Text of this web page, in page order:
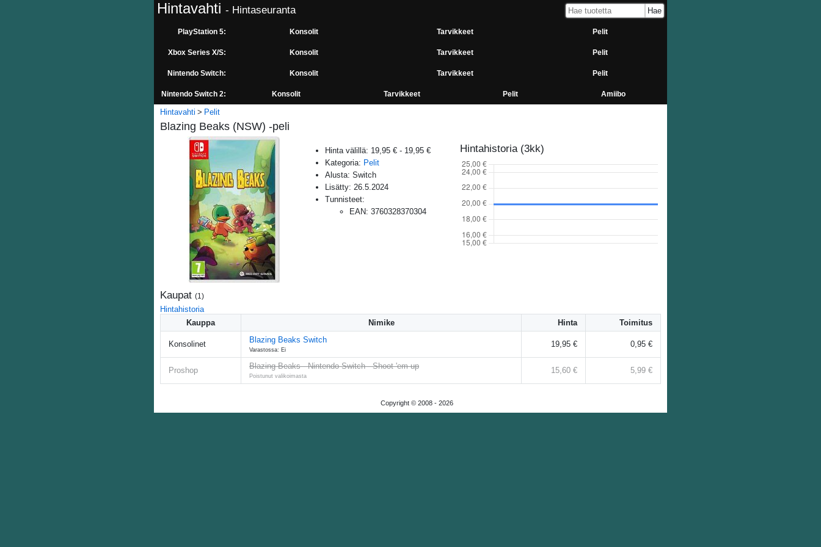
Hintavahti - Hintaseuranta
PlayStation 5: Konsolit Tarvikkeet Pelit
Xbox Series X/S: Konsolit Tarvikkeet Pelit
Nintendo Switch: Konsolit Tarvikkeet Pelit
Nintendo Switch 2: Konsolit Tarvikkeet Pelit Amiibo
Hintavahti Pelit
Blazing Beaks (NSW) -peli
Hinta välillä: 19,95 € - 19,95 €
Kategoria: Pelit
Alusta: Switch
Lisätty: 26.5.2024
Tunnisteet:
EAN: 3760328370304
Hintahistoria (3kk)
Kaupat (1 )
Hintahistoria
Kauppa
Nimike Hinta Toimitus
Konsolinet Blazing Beaks Switch
Varastossa: Ei
19,95 € 0,95 €
Proshop Blazing Beaks - Nintendo Switch - Shoot 'em up
Poistunut valikoimasta
15,60 € 5,99 €
Copyright © 2008 - 2026